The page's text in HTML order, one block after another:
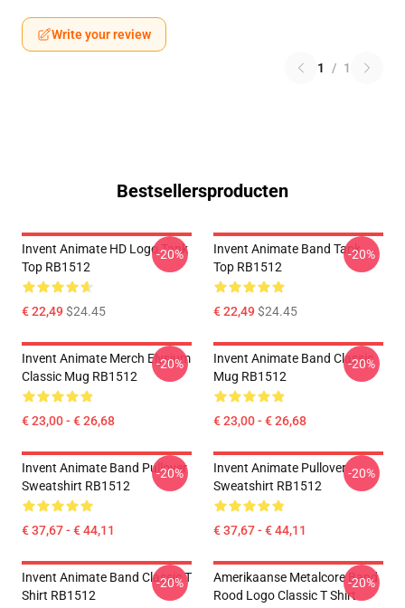
Write your review
1 / 1
Bestsellersproducten
Invent Animate HD Logo Tank
Top RB1512
€ 22,49$24.45
-20%
Invent Animate Band Tank
Top RB1512
€ 22,49$24.45
-20%
Invent Animate Merch Elysium
Classic Mug RB1512
€ 23,00 - € 26,68
-20%
Invent Animate Band Classic
Mug RB1512
€ 23,00 - € 26,68
-20%
Invent Animate Band Pullover
Sweatshirt RB1512
€ 37,67 - € 44,11
-20%
Invent Animate Pullover
Sweatshirt RB1512
€ 37,67 - € 44,11
-20%
Invent Animate Band Classic T
Shirt RB1512
-20%
Amerikaanse Metalcore Band
Rood Logo Classic T Shirt
-20%